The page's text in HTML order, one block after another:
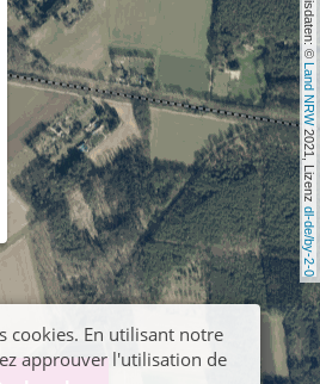
Land NRW
2021, Lizenz
dl-de/by-2-0
cookies. En utilisant notre
approuver l'utilisation de